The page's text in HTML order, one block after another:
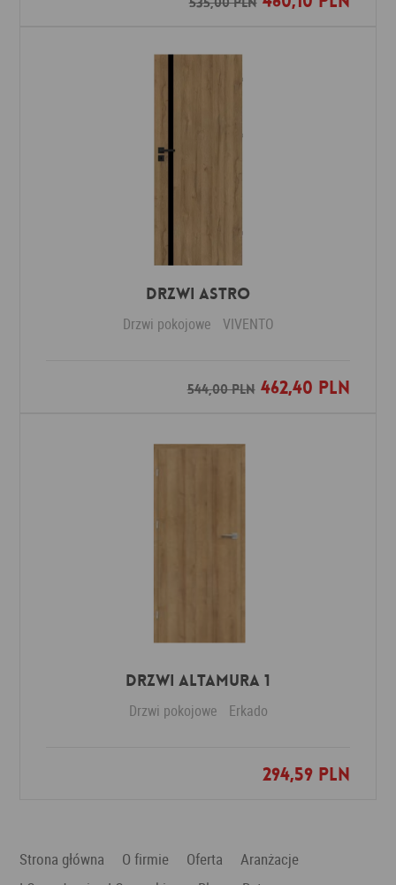
Drzwi ASTRO
Drzwi pokojowe VIVENTO
544,00 PLN462,40 PLN
Dodaj do ulubionych
Drzwi Altamura 1
Drzwi pokojowe Erkado
294,59 PLN
Dodaj do ulubionych
Strona główna O firmie Oferta
Aranżacje